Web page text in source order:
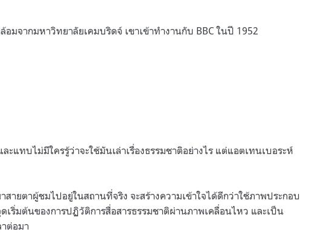
มจากมหาวิทยาลัยเคมบริดจ์ เขาเข้าทำงานกับ BBC ในปี 1952
แทบไม่มีใครรู้ว่าจะใช้มันเล่าเรื่องธรรมชาติอย่างไร แต่แอตเทนเบอระห์
สายตาผู้ชมไปอยู่ในสถานที่จริง จะสร้างความเข้าใจได้ดีกว่าใช้ภาพประกอบ
เริ่มต้นของการปฏิวัติการสื่อสารธรรมชาติผ่านภาพเคลื่อนไหว และเป็น
ต่อมา